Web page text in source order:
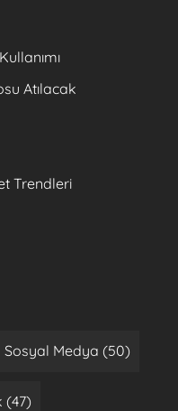
Atılacak
Trendleri
Sosyal Medya (50)
(47)